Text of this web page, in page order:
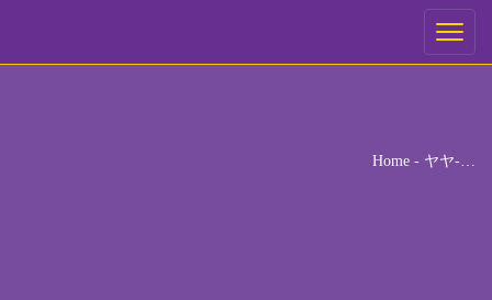
Toggle
Home - ヤヤ-…